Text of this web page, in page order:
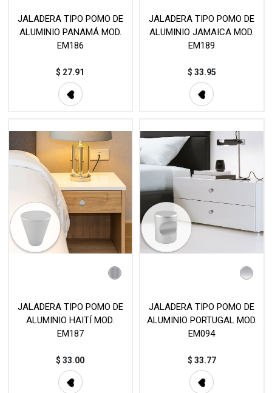
JALADERA TIPO POMO DE
ALUMINIO PANAMÁ MOD.
EM186
$ 27.91
JALADERA TIPO POMO DE
ALUMINIO JAMAICA MOD.
EM189
$ 33.95
JALADERA TIPO POMO DE
ALUMINIO HAITÍ MOD.
EM187
$33.00
JALADERA TIPO POMO DE
ALUMINIO PORTUGAL MOD.
EM094
$ 33.77